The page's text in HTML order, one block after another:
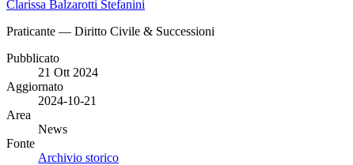
Clarissa Balzarotti Stefanini
Praticante — Diritto Civile & Successioni
Pubblicato
21 Ott 2024
Aggiornato
2024-10-21
Area
News
Fonte
Archivio storico